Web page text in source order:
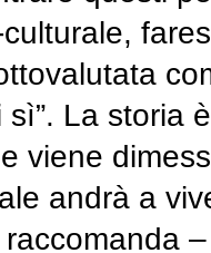
sì”. La storia
viene
andrà a